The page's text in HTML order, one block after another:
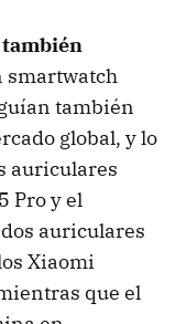
smartwatch
también
global, y lo
auriculares
Pro y el
auriculares
Xiaomi
que el